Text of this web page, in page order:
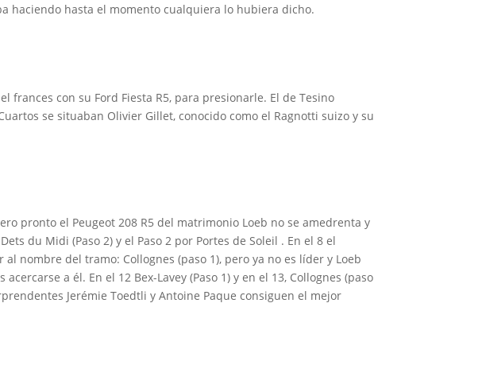
haciendo hasta el momento cualquiera lo hubiera dicho.
frances con su Ford Fiesta R5, para presionarle. El de Tesino
se situaban Olivier Gillet, conocido como el Ragnotti suizo y su
pronto el Peugeot 208 R5 del matrimonio Loeb no se amedrenta y
du Midi (Paso 2) y el Paso 2 por Portes de Soleil . En el 8 el
nombre del tramo: Collognes (paso 1), pero ya no es líder y Loeb
a él. En el 12 Bex-Lavey (Paso 1) y en el 13, Collognes (paso
Jerémie Toedtli y Antoine Paque consiguen el mejor